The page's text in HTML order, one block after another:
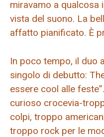
miravamo a qualcosa
vista del suono. La
affatto pianificato. È
In poco tempo, il duo
singolo di debutto:
essere cool alle
curioso crocevia-
colpi, troppo
troppo rock per le